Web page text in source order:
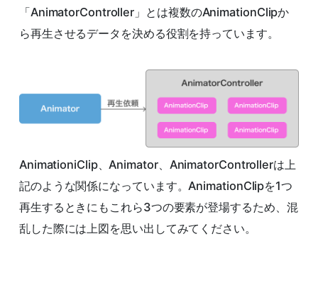
「AnimatorController」とは複数のAnimationClipか
ら再生させるデータを決める役割を持っています。
AnimationiClip、Animator、AnimatorControllerは上
記のような関係になっています。AnimationClipを1つ
再生するときにもこれら3つの要素が登場するため、混
乱した際には上図を思い出してみてください。